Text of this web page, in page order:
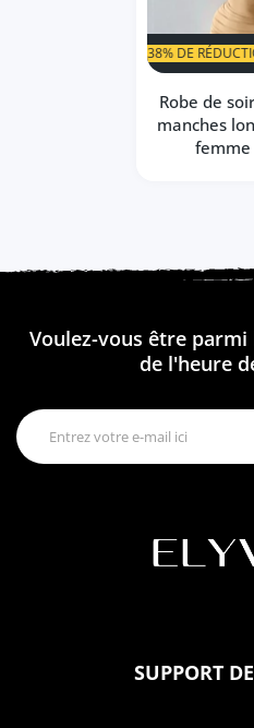
38% DE RÉDUCTIONS
Robe de
manches
femme
Voulez-vous être
de l'heure
SUPPORT